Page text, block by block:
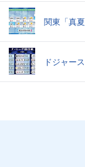
関東「真
ドジャー